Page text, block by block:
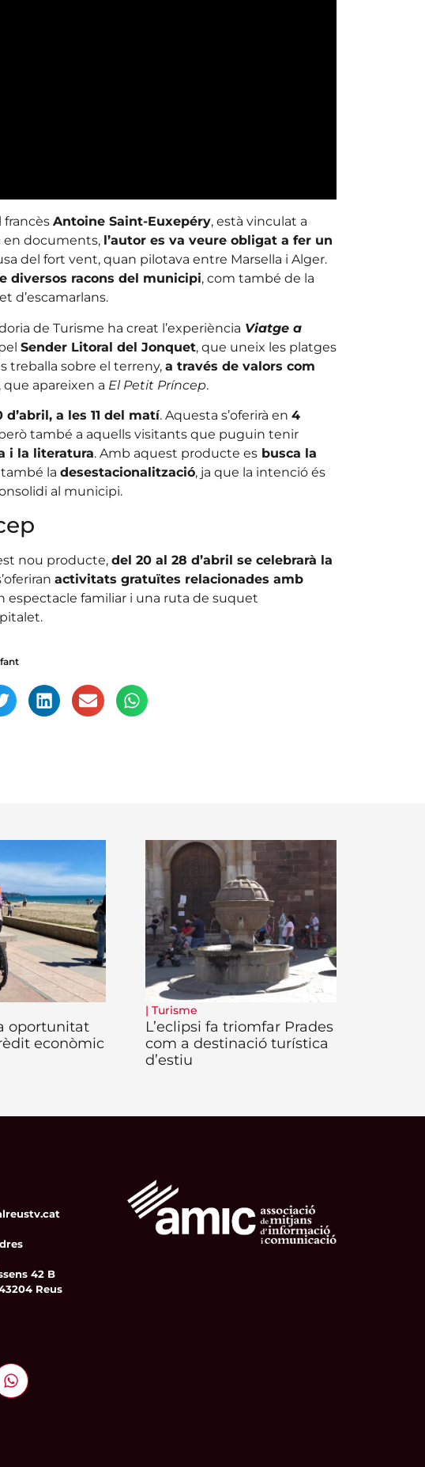
francès Antoine Saint-Euxepéry, està vinculat a
en documents, l’autor es va veure obligat a fer un
del fort vent, quan pilotava entre Marsella i Alger.
diversos racons del municipi, com també de la
d’escamarlans.
de Turisme ha creat l’experiència Viatge a
Sender Litoral del Jonquet, que uneix les platges
treballa sobre el terreny, a través de valors com
, que apareixen a El Petit Príncep.
d’abril, a les 11 del matí. Aquesta s’oferirà en 4
també a aquells visitants que puguin tenir
i la literatura. Amb aquest producte esbusca la
la desestacionalització, ja que la intenció és
al municipi.
nou producte, del 20 al 28 d’abril se celebrarà la
activitats gratuïtes relacionades amb
espectacle familiar i una ruta de suquet
oportunitat
econòmic
| Turisme
L’eclipsi fa triomfar Prades
com a destinació turística
d’estiu
42 B
Reus